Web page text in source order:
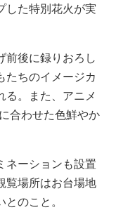
した特別花火が実
後に録りおろし
たちのイメージカ
る。また、アニメ
合わせた色鮮やか
ネーションも設置
覧場所はお台場地
のこと。